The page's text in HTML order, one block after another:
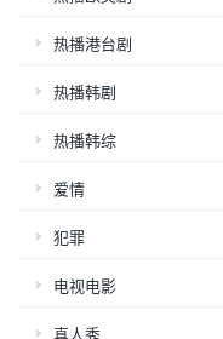
热播港台剧
热播韩剧
热播韩综
爱情
犯罪
电视电影
真人秀